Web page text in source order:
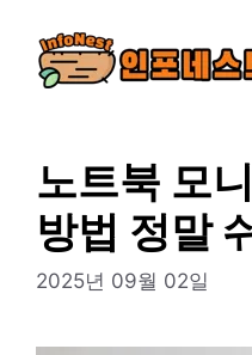
노트북 모
방법 정말
2025년 09월 02일